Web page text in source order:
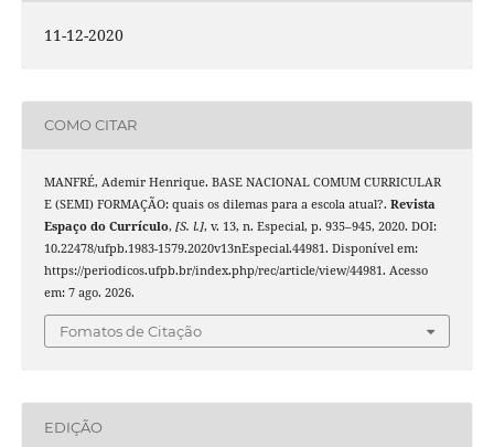
11-12-2020
COMO CITAR
MANFRÉ, Ademir Henrique. BASE NACIONAL COMUM CURRICULAR
E (SEMI) FORMAÇÃO: quais os dilemas para a escola atual?. Revista
Espaço do Currículo, [S. l.], v. 13, n. Especial, p. 935–945, 2020. DOI:
10.22478/ufpb.1983-1579.2020v13nEspecial.44981. Disponível em:
https://periodicos.ufpb.br/index.php/rec/article/view/44981. Acesso
em: 7 ago. 2026.
Fomatos de Citação
EDIÇÃO